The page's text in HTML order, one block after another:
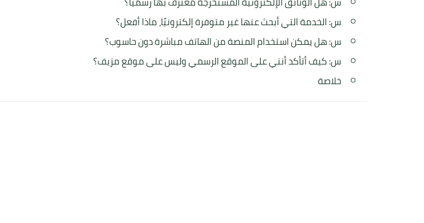
س: الخدمة التي أبحث عنها غير متوفرة إلكترونيًا، ماذا أفعل؟
س: هل يمكن استخدام المنصة من الهاتف مباشرة دون حاسوب؟
س: كيف أتأكد أنني على الموقع الرسمي وليس على موقع مزيف؟
خلاصة